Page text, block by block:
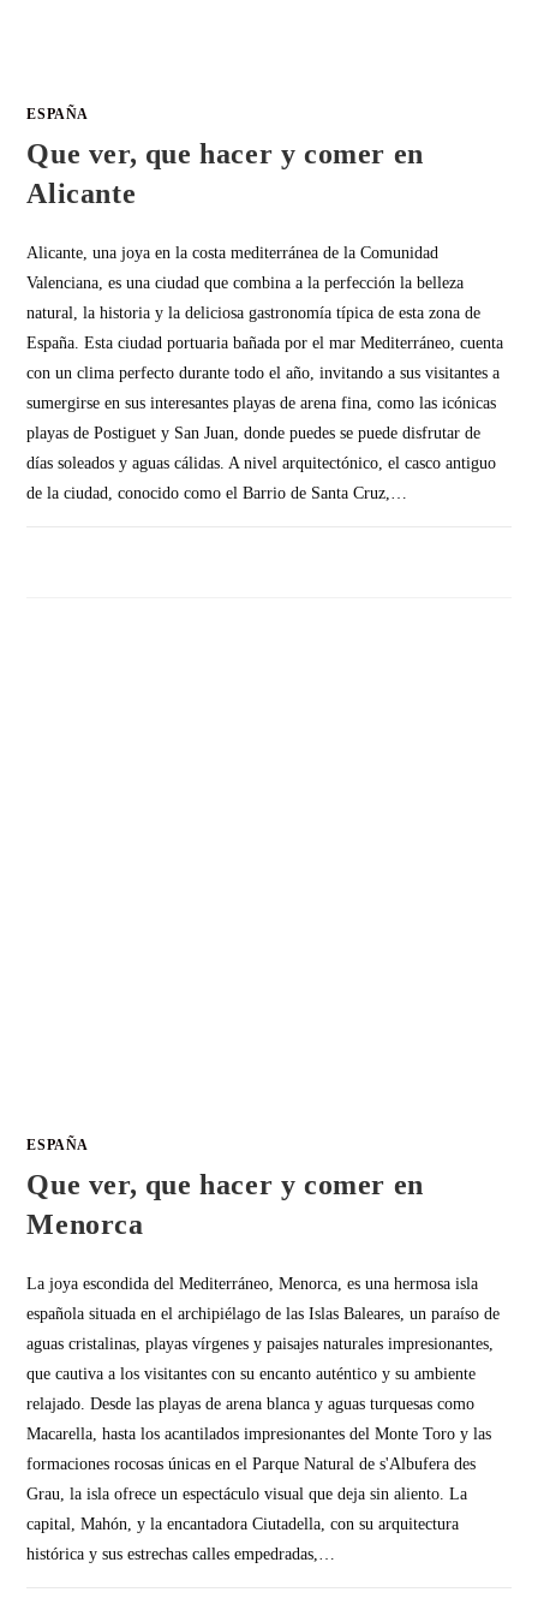
ESPAÑA
Que ver, que hacer y comer en
Alicante
Alicante, una joya en la costa mediterránea de la Comunidad
Valenciana, es una ciudad que combina a la perfección la belleza
natural, la historia y la deliciosa gastronomía típica de esta zona de
España. Esta ciudad portuaria bañada por el mar Mediterráneo, cuenta
con un clima perfecto durante todo el año, invitando a sus visitantes a
sumergirse en sus interesantes playas de arena fina, como las icónicas
playas de Postiguet y San Juan, donde puedes se puede disfrutar de
días soleados y aguas cálidas. A nivel arquitectónico, el casco antiguo
de la ciudad, conocido como el Barrio de Santa Cruz,…
ESPAÑA
Que ver, que hacer y comer en
Menorca
La joya escondida del Mediterráneo, Menorca, es una hermosa isla
española situada en el archipiélago de las Islas Baleares, un paraíso de
aguas cristalinas, playas vírgenes y paisajes naturales impresionantes,
que cautiva a los visitantes con su encanto auténtico y su ambiente
relajado. Desde las playas de arena blanca y aguas turquesas como
Macarella, hasta los acantilados impresionantes del Monte Toro y las
formaciones rocosas únicas en el Parque Natural de s'Albufera des
Grau, la isla ofrece un espectáculo visual que deja sin aliento. La
capital, Mahón, y la encantadora Ciutadella, con su arquitectura
histórica y sus estrechas calles empedradas,…